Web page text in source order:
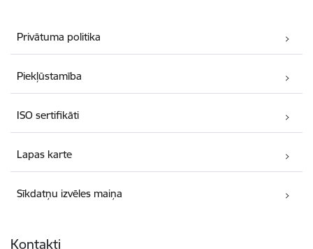
Privātuma politika
Piekļūstamība
ISO sertifikāti
Lapas karte
Sīkdatņu izvēles maiņa
Kontakti